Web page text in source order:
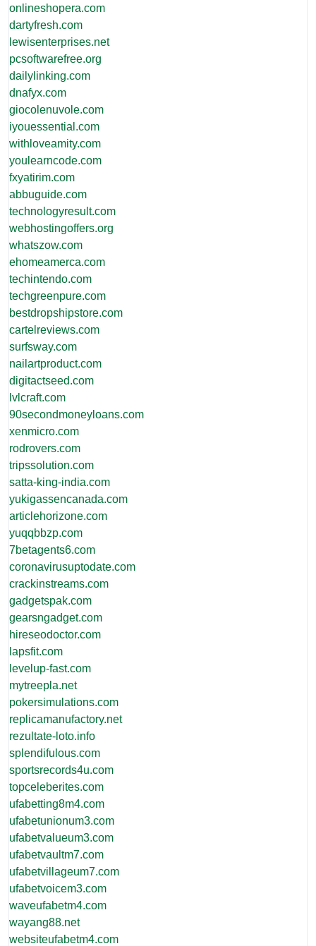
onlineshopera.com
dartyfresh.com
lewisenterprises.net
pcsoftwarefree.org
dailylinking.com
dnafyx.com
giocolenuvole.com
iyouessential.com
withloveamity.com
youlearncode.com
fxyatirim.com
abbuguide.com
technologyresult.com
webhostingoffers.org
whatszow.com
ehomeamerca.com
techintendo.com
techgreenpure.com
bestdropshipstore.com
cartelreviews.com
surfsway.com
nailartproduct.com
digitactseed.com
lvlcraft.com
90secondmoneyloans.com
xenmicro.com
rodrovers.com
tripssolution.com
satta-king-india.com
yukigassencanada.com
articlehorizone.com
yuqqbbzp.com
7betagents6.com
coronavirusuptodate.com
crackinstreams.com
gadgetspak.com
gearsngadget.com
hireseodoctor.com
lapsfit.com
levelup-fast.com
mytreepla.net
pokersimulations.com
replicamanufactory.net
rezultate-loto.info
splendifulous.com
sportsrecords4u.com
topceleberites.com
ufabetting8m4.com
ufabetunionum3.com
ufabetvalueum3.com
ufabetvaultm7.com
ufabetvillageum7.com
ufabetvoicem3.com
waveufabetm4.com
wayang88.net
websiteufabetm4.com